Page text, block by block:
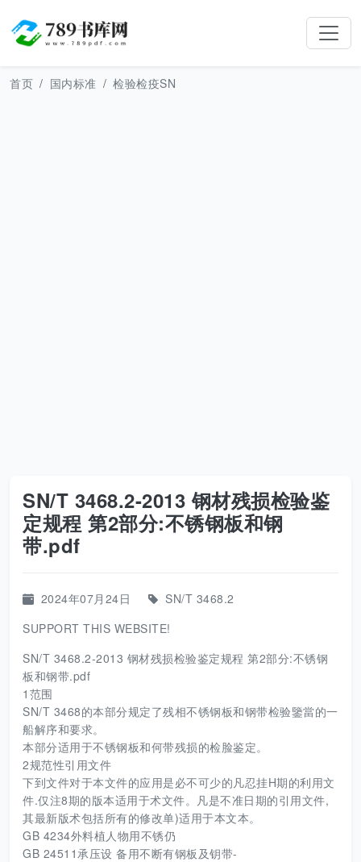
首页 国内标准 检验检疫SN
SN/T 3468.2-2013 钢材残损检验鉴
定规程 第2部分:不锈钢板和钢
带.pdf
2024年07月24日
SN/T 3468.2
SUPPORT THIS WEBSITE!
SN/T 3468.2-2013 钢材残损检验鉴定规程 第2部分:不锈钢
板和钢带.pdf
1范围
SN/T 3468的本部分规定了残相不锈钢板和钢带检验鑒當的一
船解序和要求。
本部分适用于不锈钢板和何带残损的检脸鉴定。
2规范性引用文件
下到文件对于本文件的应用是必不可少的凡忍挂H期的利用文
件.仅注8期的版本适用于术文件。凡是不准日期的引用文件,
其最新版术包括所有的修改单)适用于本文本。
GB 4234外料植人物用不锈仍
GB 24511承压设 备用不断有钢板及钥带-